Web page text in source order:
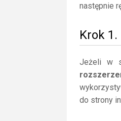
następnie
Krok
Jeżeli w
do strony